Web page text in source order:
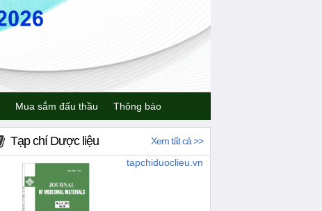
Mua sắm đấu thầu Thông báo
Tạp chí Dược liệu
Xem tất cả >>
tapchiduoclieu.vn